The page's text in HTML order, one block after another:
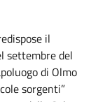
il
settembre del
di Olmo
sorgenti”